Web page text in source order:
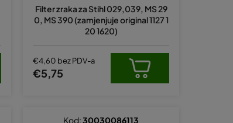
o
i
v
o
Filter zraka za Stihl 029,039, MS 29
0, MS 390 (zamjenjuje original 1127 1
20 1620)
€4,60 bez PDV-a
€5,75
Kod:30030086113